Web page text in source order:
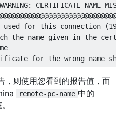
CERTIFICATE NAME
used for this connection
the name given in the
，则使用您看到的报告值，而
remote-pc-name 中的